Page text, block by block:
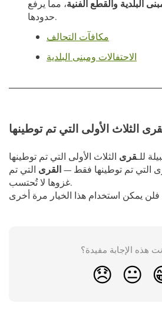
البلدية والقطع الفنية، مما يرفع
حدودها.
مكافآت التحالف
الاحتفالات ومبنى البلدية
الثلاث الأولى التي تم توطينها
للـقرى
التي تم توطينها فقط —القرى التي تم
غزوها لا تُحتسب.
هذه الإجابة مفيدة؟
😞 😐